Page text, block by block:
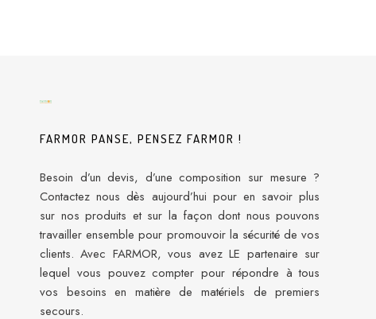
FARMOR PANSE, PENSEZ FARMOR !
Besoin d’un devis, d’une composition sur mesure ?
Contactez nous dès aujourd’hui pour en savoir plus
sur nos produits et sur la façon dont nous pouvons
travailler ensemble pour promouvoir la sécurité de vos
clients. Avec FARMOR, vous avez LE partenaire sur
lequel vous pouvez compter pour répondre à tous
vos besoins en matière de matériels de premiers
secours.